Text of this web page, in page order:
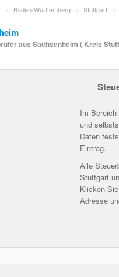
» Baden-Württemberg » Stuttgart »
aus Sachsenheim ( Kreis
Im Bereich
und
Daten
Eintrag.
Alle
Stuttgart
Klicken
Adresse